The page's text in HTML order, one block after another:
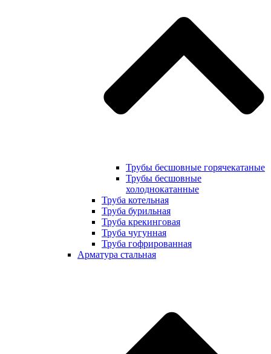
Трубы бесшовные горячекатаные
Трубы бесшовные
холоднокатанные
Труба котельная
Труба бурильная
Труба крекинговая
Труба чугунная
Труба гофрированная
Арматура стальная